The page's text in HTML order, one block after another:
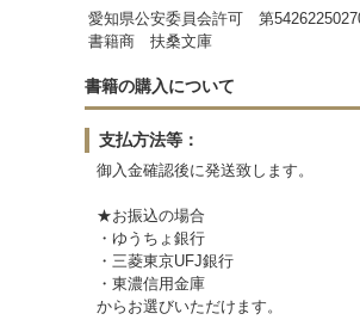
愛知県公安委員会許可 第
書籍商 扶桑文庫
書籍の購入について
支払方法等：
御入金確認後に発送致します。
★お振込の場合
・ゆうちょ銀行
・三菱東京UFJ銀行
・東濃信用金庫
からお選びいただけます。